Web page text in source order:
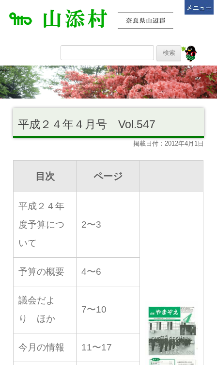
平成２４年４月号 Vol.547
掲載日付：2012年4月1日
目次 ページ
平成２４年
度予算につ
いて
2〜3
予算の概要 4〜6
議会だよ
り ほか
7〜10
今月の情報 11〜17